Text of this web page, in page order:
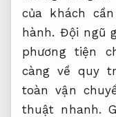
của khách
hành. Đội ngũ
phương tiện
càng về quy
toàn vận
thuật nhanh.